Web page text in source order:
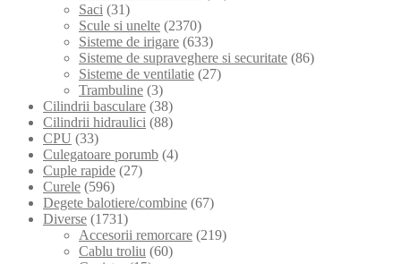
Saci (31)
Scule si unelte (2370)
Sisteme de irigare (633)
Sisteme de supraveghere si securitate (86)
Sisteme de ventilatie (27)
Trambuline (3)
Cilindrii basculare (38)
Cilindrii hidraulici (88)
CPU (33)
Culegatoare porumb (4)
Cuple rapide (27)
Curele (596)
Degete balotiere/combine (67)
Diverse (1731)
Accesorii remorcare (219)
Cablu troliu (60)